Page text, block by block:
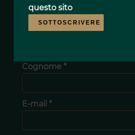
questo sito
SOTTOSCRIVERE
Nome *
Cognome *
E-mail *